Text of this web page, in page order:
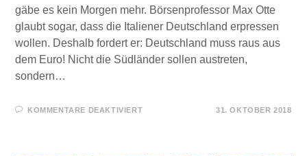
gäbe es kein Morgen mehr. Börsenprofessor Max Otte
glaubt sogar, dass die Italiener Deutschland erpressen
wollen. Deshalb fordert er: Deutschland muss raus aus
dem Euro! Nicht die Südländer sollen austreten,
sondern…
KOMMENTARE DEAKTIVIERTFÜR
31. OKTOBER 2018